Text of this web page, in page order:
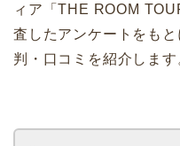
ィア「THE ROOM
査したアンケートをも
判・口コミを紹介します